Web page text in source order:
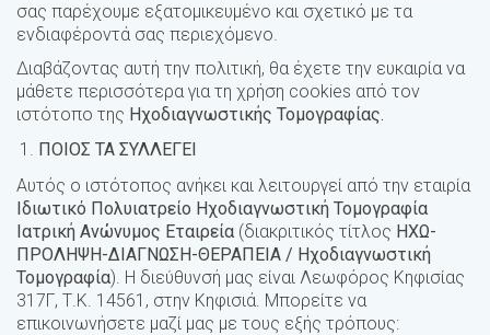
σας παρέχουμε εξατομικευμένο και σχετικό με τα
ενδιαφέροντά σας περιεχόμενο.
Διαβάζοντας αυτή την πολιτική, θα έχετε την ευκαιρία να
μάθετε περισσότερα για τη χρήση cookies από τον
ιστότοπο της Ηχοδιαγνωστικής Τομογραφίας.
ΠΟΙΟΣ ΤΑ ΣΥΛΛΕΓΕΙ
Αυτός ο ιστότοπος ανήκει και λειτουργεί από την εταιρία
Ιδιωτικό Πολυιατρείο Ηχοδιαγνωστική Τομογραφία
Ιατρική Ανώνυμος Εταιρεία (διακριτικός τίτλος ΗΧΩ-
ΠΡΟΛΗΨΗ-ΔΙΑΓΝΩΣΗ-ΘΕΡΑΠΕΙΑ / Ηχοδιαγνωστική
Τομογραφία). Η διεύθυνσή μας είναι Λεωφόρος Κηφισίας
317Γ, Τ.Κ. 14561, στην Κηφισιά. Μπορείτε να
επικοινωνήσετε μαζί μας με τους εξής τρόπους: